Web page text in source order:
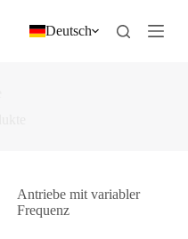
Deutsch
Antriebe mit variabler
Frequenz